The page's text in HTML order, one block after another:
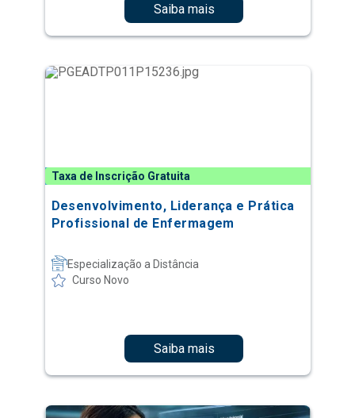
Saiba mais
Taxa de Inscrição Gratuita
Desenvolvimento, Liderança e Prática
Profissional de Enfermagem
Especialização a Distância
Curso Novo
Saiba mais